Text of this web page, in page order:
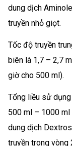
dung dịch
truyền nhỏ giọt.
Tốc độ truyền
biên là 1,7 – 2,7
giờ cho 500 ml).
Tổng liều sử
500 ml – 1000 ml
dung dịch
truyền trong vòng